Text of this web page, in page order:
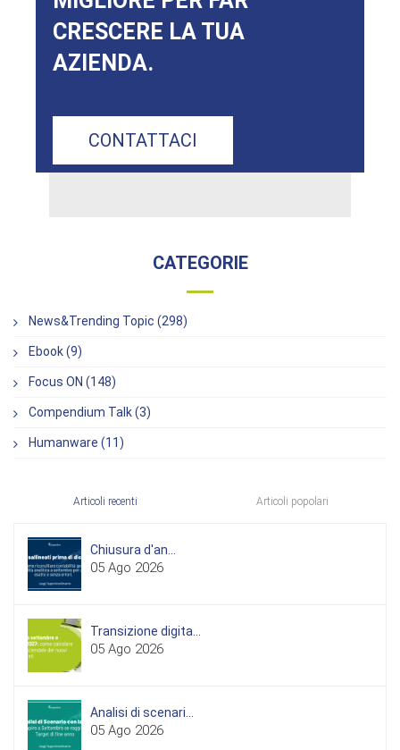
CRESCERE LA TUA
AZIENDA.
CONTATTACI
CATEGORIE
News&Trending Topic (298)
Ebook (9)
Focus ON (148)
Compendium Talk (3)
Humanware (11)
Articoli recenti Articoli popolari
Chiusura d'an...
05 Ago 2026
Transizione digita...
05 Ago 2026
Analisi di scenari...
05 Ago 2026